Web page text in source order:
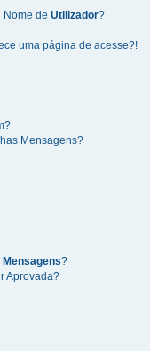
Nome de Utilizador?
uma página de acesse?!
Mensagens?
Mensagens?
Aprovada?